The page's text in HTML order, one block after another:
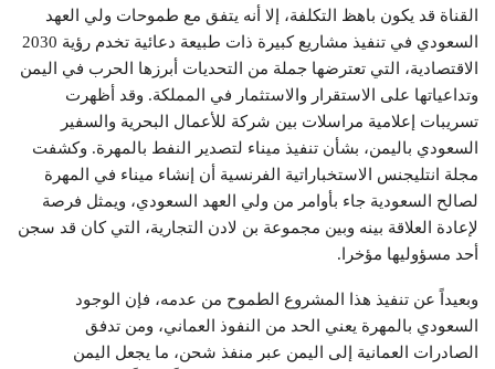
القناة قد يكون باهظ التكلفة، إلا أنه يتفق مع طموحات ولي العهد
السعودي في تنفيذ مشاريع كبيرة ذات طبيعة دعائية تخدم رؤية 2030
الاقتصادية، التي تعترضها جملة من التحديات أبرزها الحرب في اليمن
وتداعياتها على الاستقرار والاستثمار في المملكة. وقد أظهرت
تسريبات إعلامية مراسلات بين شركة للأعمال البحرية والسفير
السعودي باليمن، بشأن تنفيذ ميناء لتصدير النفط بالمهرة. وكشفت
مجلة انتليجنس الاستخباراتية الفرنسية أن إنشاء ميناء في المهرة
لصالح السعودية جاء بأوامر من ولي العهد السعودي، ويمثل فرصة
لإعادة العلاقة بينه وبين مجموعة بن لادن التجارية، التي كان قد سجن
أحد مسؤوليها مؤخرا.
وبعيداً عن تنفيذ هذا المشروع الطموح من عدمه، فإن الوجود
السعودي بالمهرة يعني الحد من النفوذ العماني، ومن تدفق
الصادرات العمانية إلى اليمن عبر منفذ شحن، ما يجعل اليمن